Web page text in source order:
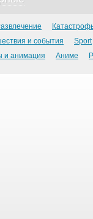
и события
Sport
и анимация Аниме